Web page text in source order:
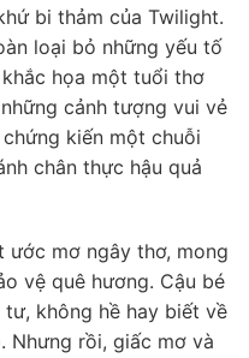
bi thảm của Twilight.
loại bỏ những yếu tố
họa một tuổi thơ
cảnh tượng vui vẻ
kiến một chuỗi
chân thực hậu quả
ước mơ ngây thơ, mong
vệ quê hương. Cậu bé
không hề hay biết về
Nhưng rồi, giấc mơ và